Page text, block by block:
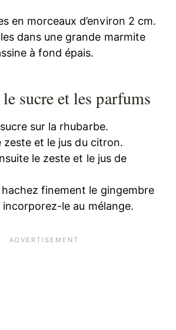
en morceaux d’environ 2 cm.
dans une grande marmite
à fond épais.
sucre et les parfums
sur la rhubarbe.
zeste et le jus du citron.
le zeste et le jus de
hachez finement le gingembre
incorporez-le au mélange.